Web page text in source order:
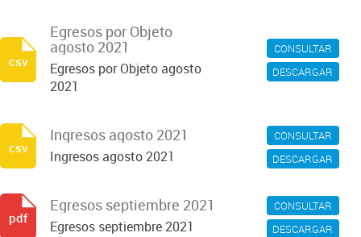
CONSULTAR
DESCARGAR
Egresos por Objeto
agosto 2021
Egresos por Objeto agosto
2021
csv
CONSULTAR
DESCARGAR
Ingresos agosto 2021
Ingresos agosto 2021
csv
CONSULTAR
DESCARGAR
Egresos septiembre 2021
Egresos septiembre 2021
pdf